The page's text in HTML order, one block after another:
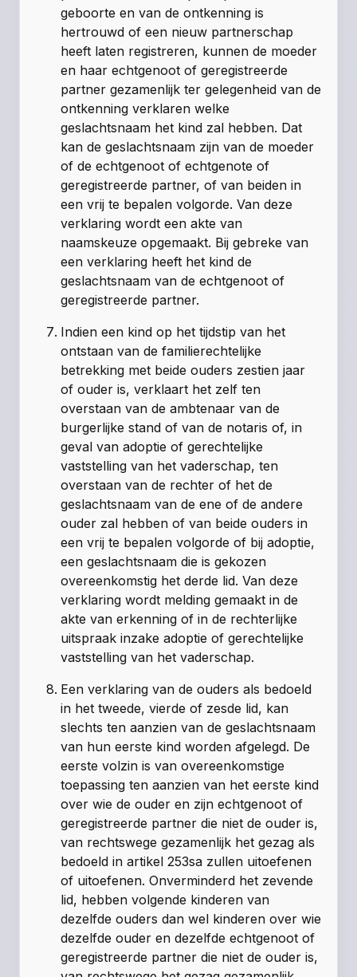
geboorte en van de ontkenning is
hertrouwd of een nieuw partnerschap
heeft laten registreren, kunnen de moeder
en haar echtgenoot of geregistreerde
partner gezamenlijk ter gelegenheid van de
ontkenning verklaren welke
geslachtsnaam het kind zal hebben. Dat
kan de geslachtsnaam zijn van de moeder
of de echtgenoot of echtgenote of
geregistreerde partner, of van beiden in
een vrij te bepalen volgorde. Van deze
verklaring wordt een akte van
naamskeuze opgemaakt. Bij gebreke van
een verklaring heeft het kind de
geslachtsnaam van de echtgenoot of
geregistreerde partner.
Indien een kind op het tijdstip van het
ontstaan van de familierechtelijke
betrekking met beide ouders zestien jaar
of ouder is, verklaart het zelf ten
overstaan van de ambtenaar van de
burgerlijke stand of van de notaris of, in
geval van adoptie of gerechtelijke
vaststelling van het vaderschap, ten
overstaan van de rechter of het de
geslachtsnaam van de ene of de andere
ouder zal hebben of van beide ouders in
een vrij te bepalen volgorde of bij adoptie,
een geslachtsnaam die is gekozen
overeenkomstig het derde lid. Van deze
verklaring wordt melding gemaakt in de
akte van erkenning of in de rechterlijke
uitspraak inzake adoptie of gerechtelijke
vaststelling van het vaderschap.
Een verklaring van de ouders als bedoeld
in het tweede, vierde of zesde lid, kan
slechts ten aanzien van de geslachtsnaam
van hun eerste kind worden afgelegd. De
eerste volzin is van overeenkomstige
toepassing ten aanzien van het eerste kind
over wie de ouder en zijn echtgenoot of
geregistreerde partner die niet de ouder is,
van rechtswege gezamenlijk het gezag als
bedoeld inartikel 253sa zullen uitoefenen
of uitoefenen. Onverminderd het zevende
lid, hebben volgende kinderen van
dezelfde ouders dan wel kinderen over wie
dezelfde ouder en dezelfde echtgenoot of
geregistreerde partner die niet de ouder is,